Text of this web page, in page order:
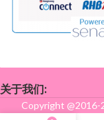
关于我们:
Copyright @2016-